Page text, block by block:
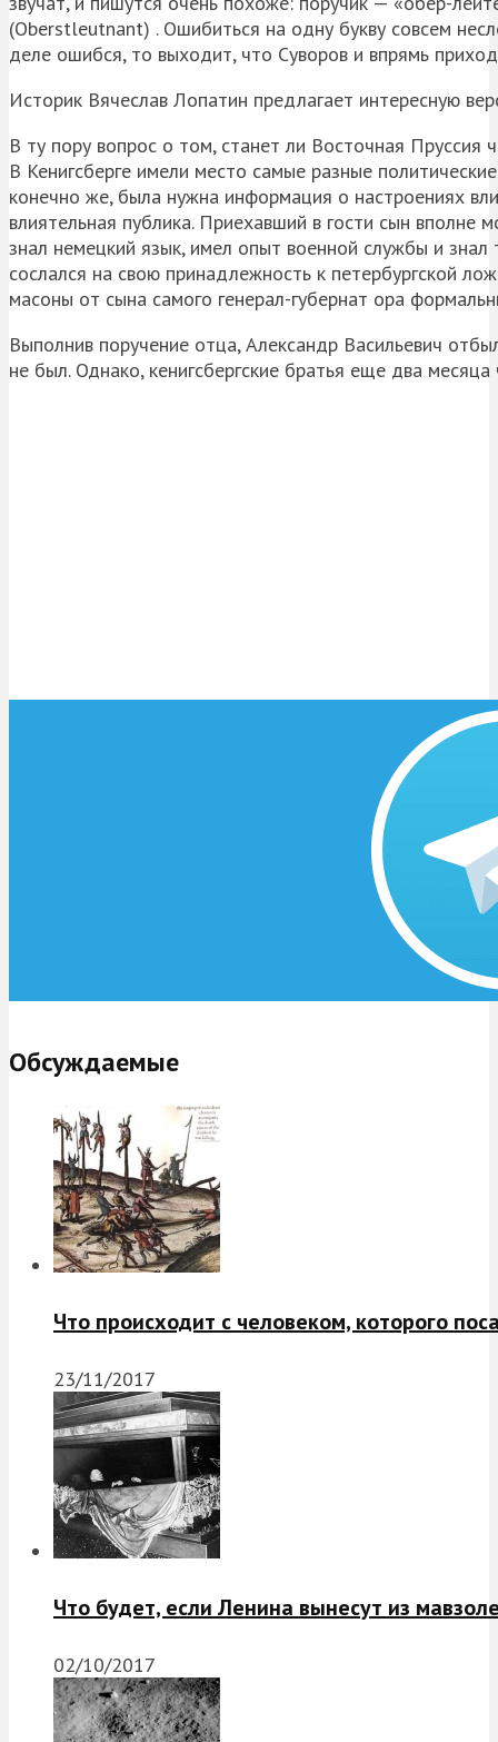
(Oberstleutnant) . Ошибиться на одну букву совсем
деле ошибся, то выходит, что Суворов и впрямь
Историк Вячеслав Лопатин предлагает интересную
В ту пору вопрос о том, станет ли Восточная
В Кенигсберге имели место самые разные
конечно же, была нужна информация о настроениях
влиятельная публика. Приехавший в гости сын вполне
знал немецкий язык, имел опыт военной службы и
сослался на свою принадлежность к петербургской
масоны от сына самого генерал-губернат ора
Выполнив поручение отца, Александр Васильевич
не был. Однако, кенигсбергские братья еще два месяца
Обсуждаемые
Что происходит с человеком, которого
23/11/2017
Что будет, если Ленина вынесут из
02/10/2017